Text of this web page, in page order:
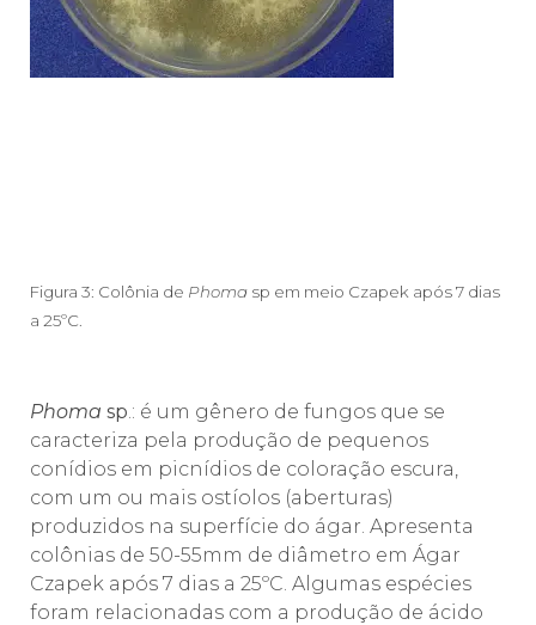
Figura 3: Colônia de Phoma sp em meio Czapek após 7 dias
a 25ºC.
Phoma sp .: é um gênero de fungos que se
caracteriza pela produção de pequenos
conídios em picnídios de coloração escura,
com um ou mais ostíolos (aberturas)
produzidos na superfície do ágar. Apresenta
colônias de 50-55mm de diâmetro em Ágar
Czapek após 7 dias a 25ºC. Algumas espécies
foram relacionadas com a produção de ácido